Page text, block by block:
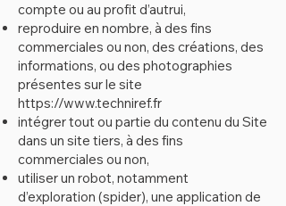
compte ou au profit d’autrui,
reproduire en nombre, à des fins
commerciales ou non, des créations, des
informations, ou des photographies
présentes sur le site
https://www.techniref.fr
intégrer tout ou partie du contenu du Site
dans un site tiers, à des fins
commerciales ou non,
utiliser un robot, notamment
d’exploration (spider), une application de